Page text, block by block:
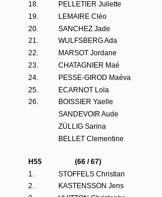
18.
PELLETIER Juliette
19.
LEMAIRE Cléo
20.
SANCHEZ Jade
21.
WULFSBERG Ada
22.
MARSOT Jordane
23.
CHATAGNIER Maé
24.
PESSE-GIROD Maéva
25.
ECARNOT Lola
26.
BOISSIER Yaelle
SANDEVOIR Aude
ZÜLLIG Sarina
BELLET Clementine
H55
(66 / 67)
1.
STOFFELS Christian
2.
KASTENSSON Jens